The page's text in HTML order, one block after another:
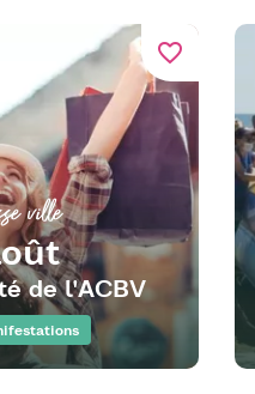
favorite_border
ville
de l'ACBV